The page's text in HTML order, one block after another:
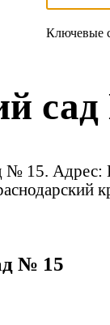
Ключевые
№ 15